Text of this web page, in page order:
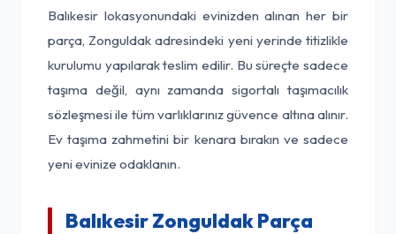
Balıkesir lokasyonundaki evinizden alınan her bir
parça, Zonguldak adresindeki yeni yerinde titizlikle
kurulumu yapılarak teslim edilir. Bu süreçte sadece
taşıma değil, aynı zamanda sigortalı taşımacılık
sözleşmesi ile tüm varlıklarınız güvence altına alınır.
Ev taşıma zahmetini bir kenara bırakın ve sadece
yeni evinize odaklanın.
Balıkesir Zonguldak Parça